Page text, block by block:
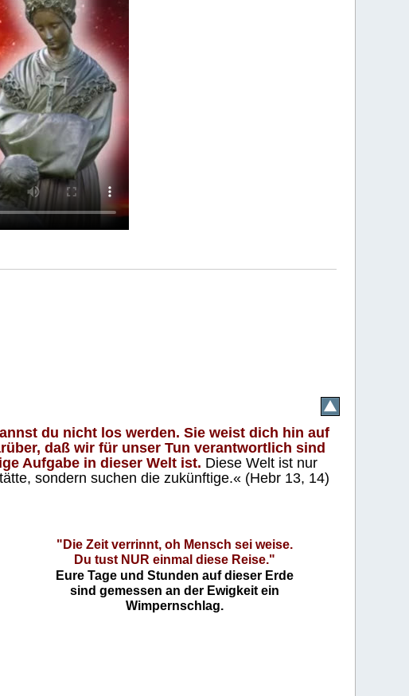
du nicht los werden. Sie weist dich hin auf
daß wir für unser Tun verantwortlich sind
Aufgabe in dieser Welt ist. Diese Welt ist nur
sondern suchen die zukünftige.« (Hebr 13, 14)
"Die Zeit verrinnt, oh Mensch sei weise.
Du tust NUR einmal diese Reise."
Eure Tage und Stunden auf dieser Erde
sind gemessen an der Ewigkeit ein
Wimpernschlag.